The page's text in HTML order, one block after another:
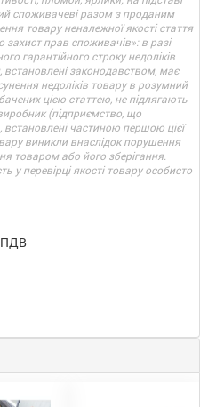
споживачеві разом з проданим
товару неналежної якості стаття
захист прав споживачів»: в разі
гарантійного строку недоліків
законодавством, має
недоліків товару в розумний
цією статтею, не підлягають
(підприємство, що
частиною першою цієї
виникли внаслідок порушення
товаром або його зберігання.
перевірці якості товару особисто
ПДВ